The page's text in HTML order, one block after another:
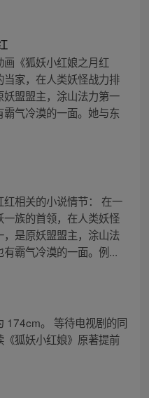
《狐妖小红娘之月红
家，在人类妖怪战力排
盟盟主，涂山法力第一
气冷漠的一面。她与东
相关的小说情节： 在一
族的首领，在人类妖怪
是原妖盟盟主，涂山法
霸气冷漠的一面。例...
174cm。 等待电视剧的同
狐妖小红娘》原著提前